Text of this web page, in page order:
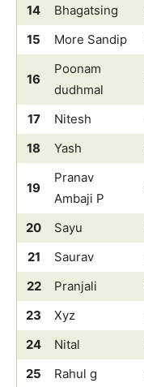
14
Bhagatsing
15
More Sandip
16
Poonam
dudhmal
17 Nitesh
18
Yash
19
Pranav
Ambaji P
20 Sayu
21
Saurav
22
Pranjali
23
Xyz
24
Nital
25
Rahul g